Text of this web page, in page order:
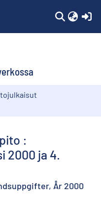
:
2000 ja 4.
År 2000